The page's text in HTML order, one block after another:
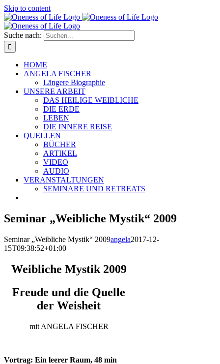
Skip to content
Suche nach:
HOME
ANGELA FISCHER
Längere Biographie
UNSERE ARBEIT
DAS HEILIGE WEIBLICHE
DIE ERDE
LEBEN
DIE INNERE REISE
QUELLEN
BÜCHER
ARTIKEL
VIDEO
AUDIO
VERANSTALTUNGEN
SEMINARE UND RETREATS
Seminar „Weibliche Mystik“ 2009
Seminar „Weibliche Mystik“ 2009angela2017-12-
15T09:38:52+01:00
Weibliche Mystik 2009
Freude und die Quelle
der Weisheit
mit ANGELA FISCHER
Vortrag: Ein leerer Raum, 48 min